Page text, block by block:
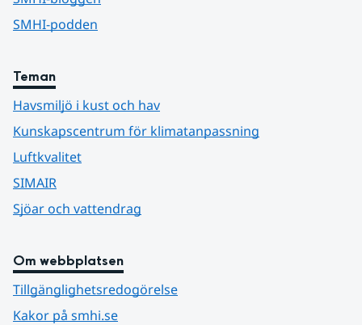
SMHI-podden
Teman
Havsmiljö i kust och hav
Kunskapscentrum för klimatanpassning
Luftkvalitet
SIMAIR
Sjöar och vattendrag
Om webbplatsen
Tillgänglighetsredogörelse
Kakor på smhi.se